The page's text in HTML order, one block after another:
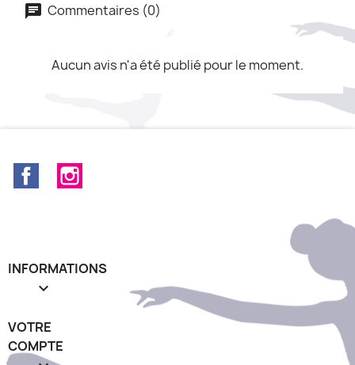
Commentaires (0)
Aucun avis n'a été publié pour le moment.
Facebook
INFORMATIONS

VOTRE
COMPTE